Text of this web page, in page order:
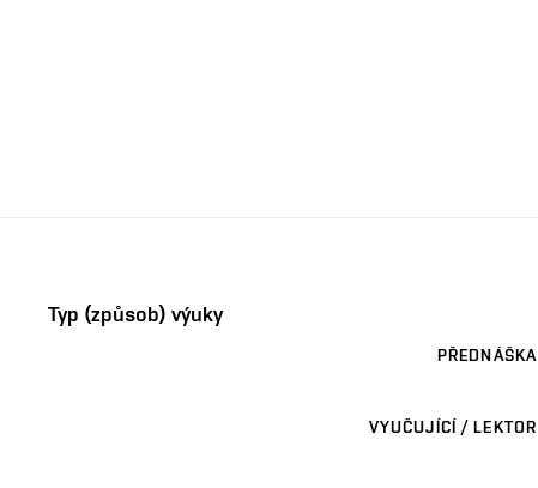
Typ (způsob) výuky
PŘEDNÁŠKA
VYUČUJÍCÍ / LEKTOR